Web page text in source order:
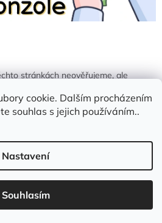
cookie. Dalším procházením
souhlas s jejich používáním..
Nastavení
Souhlasím
stránkách neověřujeme, ale
Vytvořil Shoptet
Žirafa. Všechna práva vyhrazena.